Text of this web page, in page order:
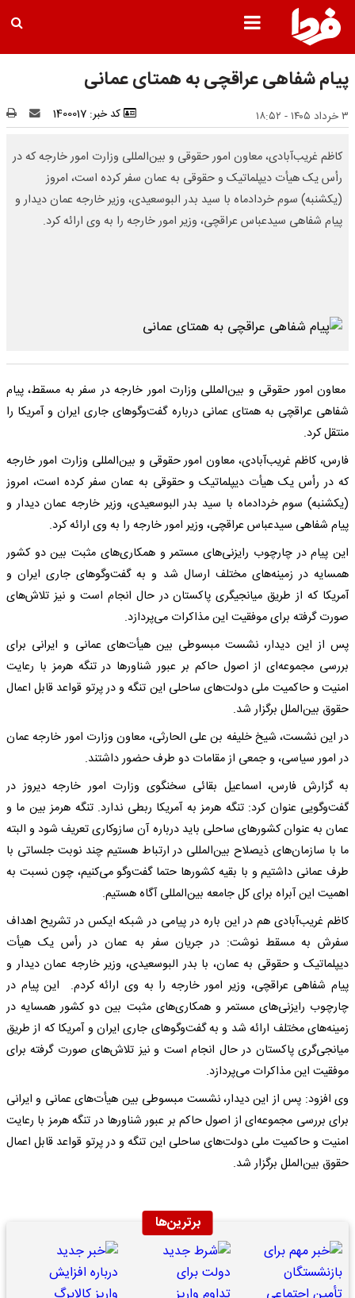
پیام شفاهی عراقچی به همتای عمانی
۳ خرداد ۱۴۰۵ - ۱۸:۵۲ کد خبر: 1400017
کاظم غریب‌آبادی، معاون امور حقوقی و بین‌المللی وزارت امور خارجه که در
رأس یک هیأت دیپلماتیک و حقوقی به عمان سفر کرده است، امروز
(یکشنبه) سوم خردادماه با سید بدر البوسعیدی، وزیر خارجه عمان دیدار و
پیام شفاهی سیدعباس عراقچی، وزیر امور خارجه را به وی ارائه کرد.
معاون امور حقوقی و بین‌المللی وزارت امور خارجه در سفر به مسقط، پیام
شفاهی عراقچی به همتای عمانی درباره گفت‌وگوهای جاری ایران و آمریکا را
منتقل کرد.
فارس، کاظم غریب‌آبادی، معاون امور حقوقی و بین‌المللی وزارت امور خارجه
که در رأس یک هیأت دیپلماتیک و حقوقی به عمان سفر کرده است، امروز
(یکشنبه) سوم خردادماه با سید بدر البوسعیدی، وزیر خارجه عمان دیدار و
پیام شفاهی سیدعباس عراقچی، وزیر امور خارجه را به وی ارائه کرد.
این پیام در چارچوب رایزنی‌های مستمر و همکاری‌های مثبت بین دو کشور
همسایه در زمینه‌های مختلف ارسال شد و به گفت‌وگوهای جاری ایران و
آمریکا که از طریق میانجیگری پاکستان در حال انجام است و نیز تلاش‌های
صورت‌ گرفته برای موفقیت این مذاکرات می‌پردازد.
پس از این دیدار، نشست مبسوطی بین هیأت‌های عمانی و ایرانی برای
بررسی مجموعه‌ای از اصول حاکم بر عبور شناورها در تنگه هرمز با رعایت
امنیت و حاکمیت ملی دولت‌های ساحلی این‌ تنگه و در پرتو قواعد قابل اعمال
حقوق بین‌الملل برگزار شد.
در این نشست، شیخ خلیفه بن علی الحارثی، معاون وزارت امور خارجه عمان
در امور سیاسی، و جمعی از مقامات دو طرف حضور داشتند.
به گزارش فارس، اسماعیل بقائی سخنگوی وزارت امور خارجه دیروز در
گفت‌وگویی عنوان کرد: تنگه هرمز به آمریکا ربطی ندارد. تنگه هرمز بین ما و
عمان به عنوان کشورهای ساحلی باید درباره آن سازوکاری تعریف شود و البته
ما با سازمان‌های ذیصلاح بین‌المللی در ارتباط هستیم چند نوبت جلساتی با
طرف عمانی داشتیم و با بقیه کشورها حتما گفت‌وگو می‌کنیم، چون نسبت به
اهمیت این آبراه برای کل جامعه بین‌المللی آگاه هستیم.
کاظم غریب‌آبادی هم در این باره در پیامی در شبکه ایکس در تشریح اهداف
سفرش به مسقط نوشت: در جریان سفر به عمان در رأس یک هیأت
دیپلماتیک و حقوقی به عمان، با بدر البوسعیدی، وزیر خارجه عمان دیدار و
پیام شفاهی عراقچی، وزیر امور خارجه را به وی ارائه کردم. این پیام در
چارچوب رایزنی‌های مستمر و همکاری‌های مثبت بین دو کشور همسایه در
زمینه‌های مختلف ارائه شد و به گفت‌وگوهای جاری ایران و آمریکا که از طریق
میانجی‌گری پاکستان در حال انجام است و نیز تلاش‌های صورت‌ گرفته برای
موفقیت این مذاکرات می‌پردازد.
وی افزود: پس از این دیدار، نشست مبسوطی بین هیأت‌های عمانی و ایرانی
برای بررسی مجموعه‌ای از اصول حاکم بر عبور شناورها در تنگه هرمز با رعایت
امنیت و حاکمیت ملی دولت‌های ساحلی این‌ تنگه و در پرتو قواعد قابل اعمال
حقوق بین‌الملل برگزار شد.
برترین‌ها